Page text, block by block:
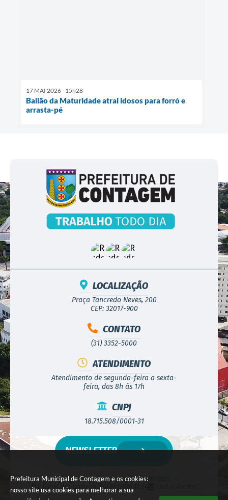
Prefeitura Municipal de Contagem e os cookies:
nosso site usa cookies para melhorar a sua
17 MAI 2026 - 15h28
Bailão da Maturidade atrai idosos para forró e
arrasta-pé
LOCALIZAÇÃO
Praça Tancredo Neves, 200
CEP: 32017-900
CONTATO
(31) 3352-5000
ATENDIMENTO
Atendimento de segunda-feira a sexta-
feira, das 8h às 17h
CNPJ
18.715.508/0001-31
Versão do Sistema:3.5.3 - 19/06/2026
Portal atualizado em:
06/08/2026 17:24
NEWSLETTER